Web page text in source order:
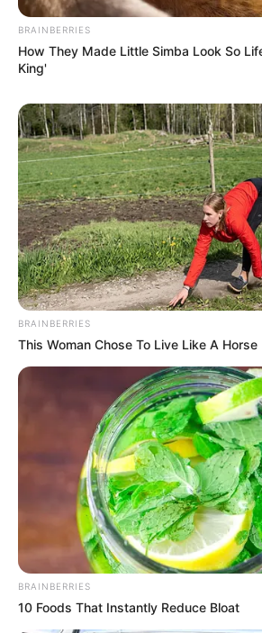
BRAINBERRIES
How They Made Little Simba Look So
King'
BRAINBERRIES
This Woman Chose To Live Like A Horse
BRAINBERRIES
10 Foods That Instantly Reduce Bloat